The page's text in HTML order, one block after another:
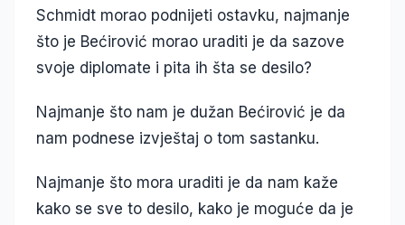
Schmidt morao podnijeti ostavku, najmanje
što je Bećirović morao uraditi je da sazove
svoje diplomate i pita ih šta se desilo?
Najmanje što nam je dužan Bećirović je da
nam podnese izvještaj o tom sastanku.
Najmanje što mora uraditi je da nam kaže
kako se sve to desilo, kako je moguće da je